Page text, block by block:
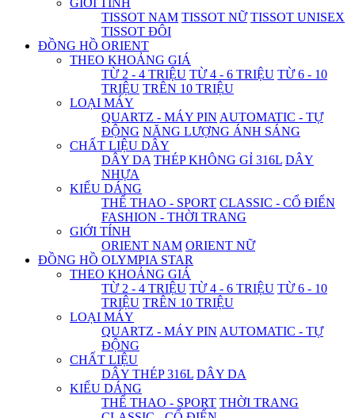
GIỚI TÍNH
TISSOT NAM TISSOT NỮ TISSOT UNISEX
TISSOT ĐÔI
ĐỒNG HỒ ORIENT
THEO KHOẢNG GIÁ
TỪ 2 - 4 TRIỆU TỪ 4 - 6 TRIỆU TỪ 6 - 10
TRIỆU TRÊN 10 TRIỆU
LOẠI MÁY
QUARTZ - MÁY PIN AUTOMATIC - TỰ
ĐỘNG NĂNG LƯỢNG ÁNH SÁNG
CHẤT LIỆU DÂY
DÂY DA THÉP KHÔNG GỈ 316L DÂY
NHỰA
KIỂU DÁNG
THỂ THAO - SPORT CLASSIC - CỔ ĐIỂN
FASHION - THỜI TRANG
GIỚI TÍNH
ORIENT NAM ORIENT NỮ
ĐỒNG HỒ OLYMPIA STAR
THEO KHOẢNG GIÁ
TỪ 2 - 4 TRIỆU TỪ 4 - 6 TRIỆU TỪ 6 - 10
TRIỆU TRÊN 10 TRIỆU
LOẠI MÁY
QUARTZ - MÁY PIN AUTOMATIC - TỰ
ĐỘNG
CHẤT LIỆU
DÂY THÉP 316L DÂY DA
KIỂU DÁNG
THỂ THAO - SPORT THỜI TRANG